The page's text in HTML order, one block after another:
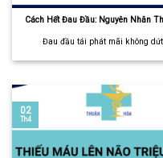
Cách Hết Đau Đầu: Nguyên Nhân
Đau đầu tái phát mãi không
02
Th4